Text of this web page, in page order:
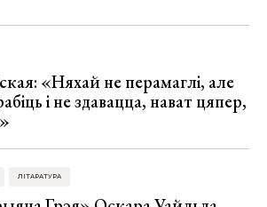
«Няхай не перамаглі, але
і не здавацца, нават цяпер,
ЛІТАРАТУРА